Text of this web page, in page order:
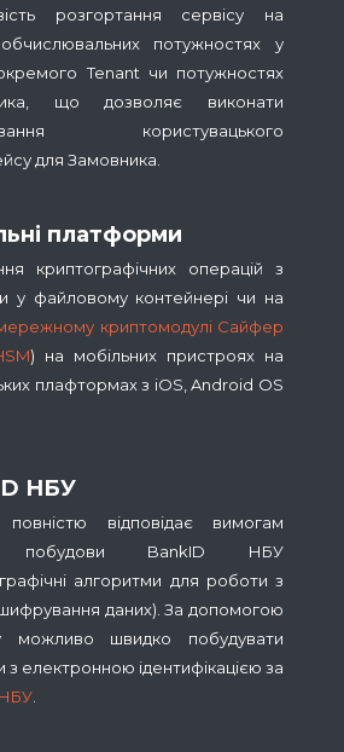
розгортання сервісу на
потужностях у
Tenant чи потужностях
що дозволяє виконати
користувацького
для Замовника.
платформи
криптографічних операцій з
у файловому контейнері чи на
криптомодулі Сайфер
) на мобільних пристроях на
плафтормах з iOS, Android OS
НБУ
повністю відповідає вимогам
побудови BankID НБУ
алгоритми для роботи з
даних). За допомогою
можливо швидко побудувати
з електронною ідентифікацією за
.